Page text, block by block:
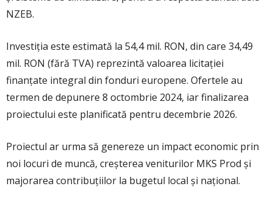
NZEB.
Investiția este estimată la 54,4 mil. RON, din care 34,49
mil. RON (fără TVA) reprezintă valoarea licitației
finanțate integral din fonduri europene. Ofertele au
termen de depunere 8 octombrie 2024, iar finalizarea
proiectului este planificată pentru decembrie 2026.
Proiectul ar urma să genereze un impact economic prin
noi locuri de muncă, creșterea veniturilor MKS Prod și
majorarea contribuțiilor la bugetul local și național.